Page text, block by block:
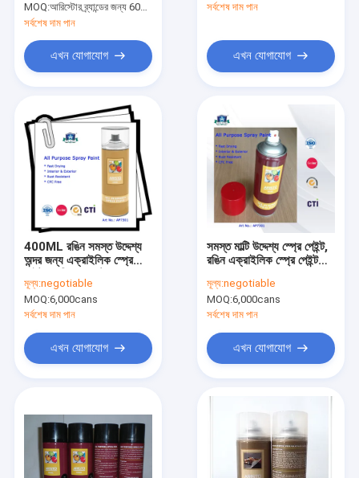
পণ্য
আমাদের সম্বন্ধে
MOQ:আরিস্টোর ব্র্যান্ডের জন্য 6000 টান, কাস্টম ব্র্যান্ডের জন্য 15000 কয়েন
সর্বশেষ দাম পান
এখন যোগাযোগ
সর্বশেষ দাম পান
এখন যোগাযোগ
400ML রঙিন সমস্ত উদ্দেশ্য
অন্দর জন্য এক্রাইলিক স্প্রে
মূল্য:negotiable
MOQ:6,000cans
সর্বশেষ দাম পান
এখন যোগাযোগ
সমস্ত মাল্টি উদ্দেশ্য স্প্রে পেইন্ট,
রঙিন এক্রাইলিক স্প্রে পেইন্ট
মূল্য:negotiable
MOQ:6,000cans
সর্বশেষ দাম পান
এখন যোগাযোগ